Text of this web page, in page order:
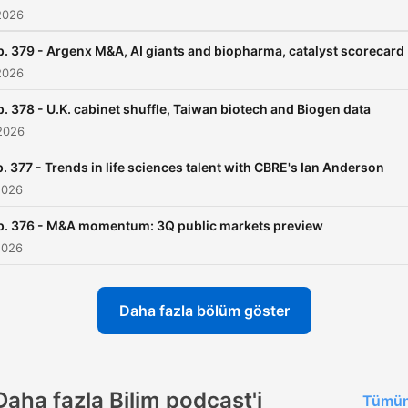
379 - Argenx M&A, AI giants and biopharma, catalyst scorecard
378 - U.K. cabinet shuffle, Taiwan biotech and Biogen data
377 - Trends in life sciences talent with CBRE's Ian Anderson
376 - M&A momentum: 3Q public markets preview
Daha fazla bölüm göster
fazla Bilim podcast'i